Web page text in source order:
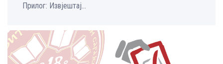
Прилог: Извјештај...